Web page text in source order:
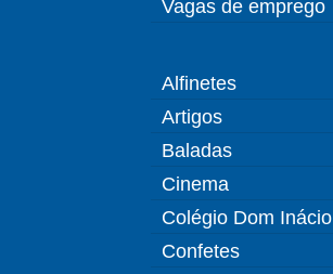
Vagas de emprego
Alfinetes
Artigos
Baladas
Cinema
Colégio Dom Inácio
Confetes